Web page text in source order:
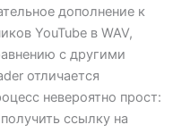
дополнение к
YouTube в WAV,
с другими
отличается
невероятно прост:
ссылку на